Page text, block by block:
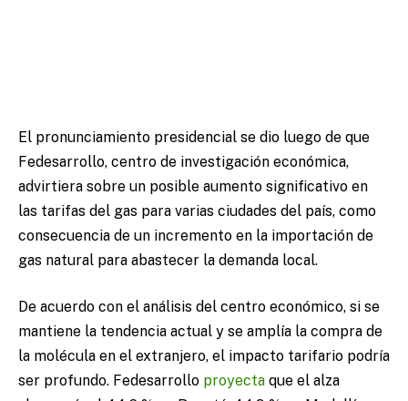
El pronunciamiento presidencial se dio luego de que
Fedesarrollo, centro de investigación económica,
advirtiera sobre un posible aumento significativo en
las tarifas del gas para varias ciudades del país, como
consecuencia de un incremento en la importación de
gas natural para abastecer la demanda local.
De acuerdo con el análisis del centro económico, si se
mantiene la tendencia actual y se amplía la compra de
la molécula en el extranjero, el impacto tarifario podría
ser profundo. Fedesarrollo proyecta que el alza